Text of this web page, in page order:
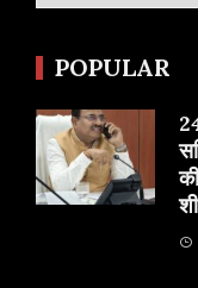
POPULAR